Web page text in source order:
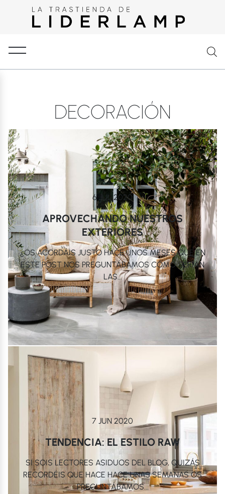
DECORACIÓN
6 JUL 2020
APROVECHANDO NUESTROS
EXTERIORES
¿OS ACORDÁIS JUSTO HACE UNOS MESES QUE EN
ESTE POST NOS PREGUNTÁBAMOS CÓMO SERÍAN
LAS...
7 JUN 2020
TENDENCIA: EL ESTILO RAW
SI SOIS LECTORES ASIDUOS DEL BLOG, QUIZÁS
RECORDÉIS QUE HACE HACE UNAS SEMANAS OS
PREGUNTÁBAMOS...